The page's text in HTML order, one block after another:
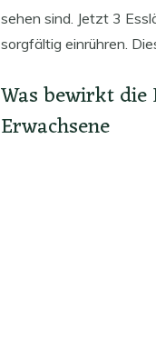
sehen sind. Jetzt 3
sorgfältig einrühren.
Was bewirkt
Erwachsene